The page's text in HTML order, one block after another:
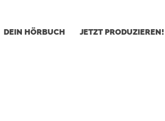
DEIN HÖRBUCH JETZT PRODUZIEREN!